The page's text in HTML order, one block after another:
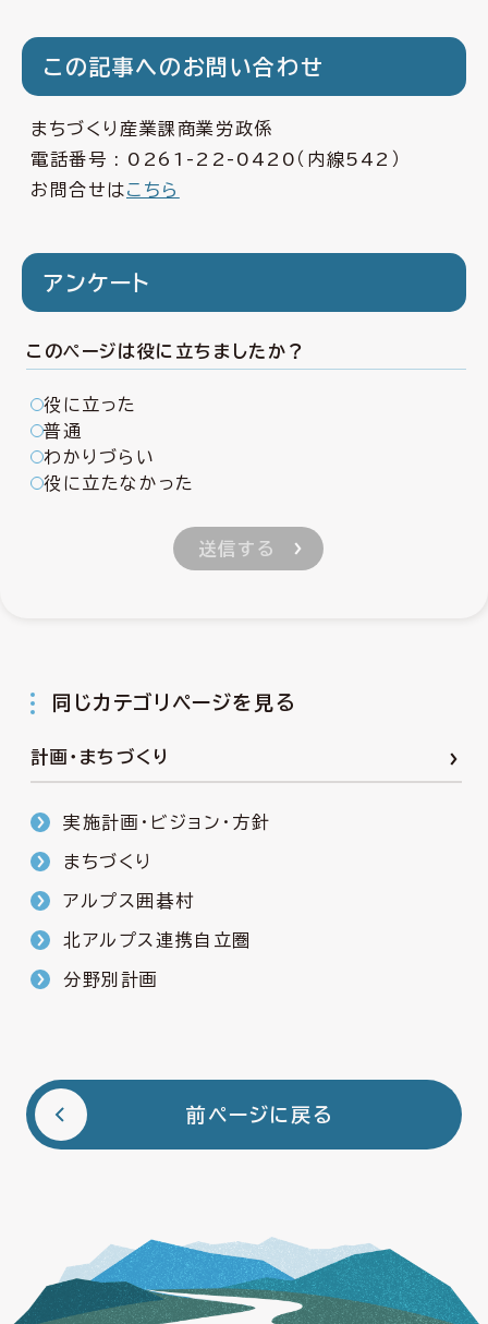
この記事へのお問い合わせ
まちづくり産業課商業労政係
電話番号 : 0261-22-0420 （内線542）
お問合せはこちら
アンケート
このページは役に立ちましたか？
役に立った
普通
わかりづらい
役に立たなかった
同じカテゴリページを見る
計画・まちづくり
実施計画・ビジョン・方針
まちづくり
アルプス囲碁村
北アルプス連携自立圏
分野別計画
前ページに戻る